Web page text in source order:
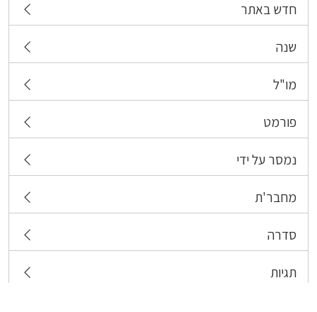
חדש באתר
שנה
מו"ל
פורמט
נמסר על ידי
מחבר'ת
סדרה
תגיות